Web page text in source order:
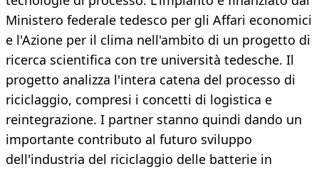
Ministero federale tedesco per gli Affari economici
e l'Azione per il clima nell'ambito di un progetto di
ricerca scientifica con tre università tedesche. Il
progetto analizza l'intera catena del processo di
riciclaggio, compresi i concetti di logistica e
reintegrazione. I partner stanno quindi dando un
importante contributo al futuro sviluppo
dell'industria del riciclaggio delle batterie in